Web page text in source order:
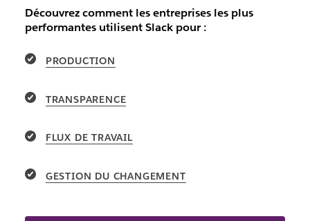
Découvrez comment les entreprises les plus
performantes utilisent Slack pour :
PRODUCTION
TRANSPARENCE
FLUX DE TRAVAIL
GESTION DU CHANGEMENT